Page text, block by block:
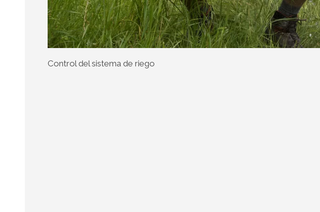
Control del sistema de riego